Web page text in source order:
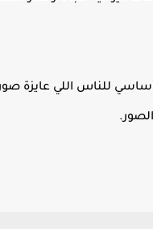
خيار أساسي للناس اللي